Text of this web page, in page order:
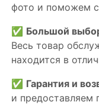
фотo и пoможем
✅ Большой
Весь товар
находится в
✅ Гарантия и
и предоставляем